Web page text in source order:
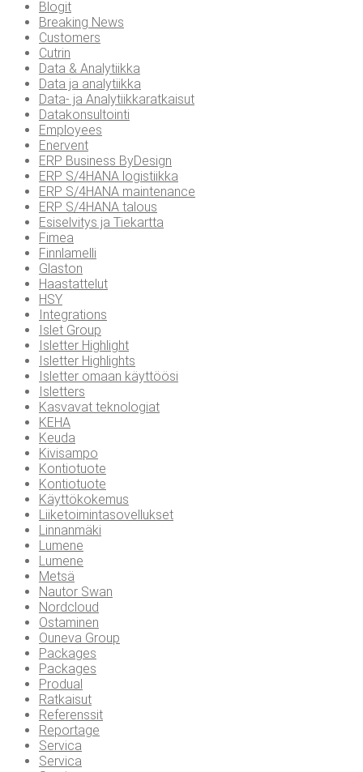
Blogit
Breaking News
Customers
Cutrin
Data & Analytiikka
Data ja analytiikka
Data- ja Analytiikkaratkaisut
Datakonsultointi
Employees
Enervent
ERP Business ByDesign
ERP S/4HANA logistiikka
ERP S/4HANA maintenance
ERP S/4HANA talous
Esiselvitys ja Tiekartta
Fimea
Finnlamelli
Glaston
Haastattelut
HSY
Integrations
Islet Group
Isletter Highlight
Isletter Highlights
Isletter omaan käyttöösi
Isletters
Kasvavat teknologiat
KEHA
Keuda
Kivisampo
Kontiotuote
Kontiotuote
Käyttökokemus
Liiketoimintasovellukset
Linnanmäki
Lumene
Lumene
Metsä
Nautor Swan
Nordcloud
Ostaminen
Ouneva Group
Packages
Packages
Produal
Ratkaisut
Referenssit
Reportage
Servica
Servica